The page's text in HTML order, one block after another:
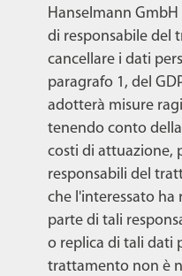
Hanselmann
di responsabile del
cancellare i dati
paragrafo 1, del
adotterà misure
tenendo conto
costi di attuazione,
responsabili del
che l'interessato ha
parte di tali
o replica di tali dati
trattamento non è